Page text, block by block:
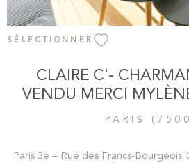
SÉLECTIONNER
CLAIRE C'-
VENDU MERCI
ANNISSA
PARIS
Paris 3e – Rue des Francs-Bourgeois